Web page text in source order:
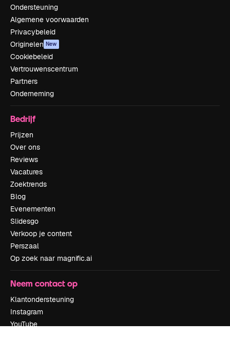
Ondersteuning
Algemene voorwaarden
Privacybeleid
Originelen New
Cookiebeleid
Vertrouwenscentrum
Partners
Onderneming
Bedrijf
Prijzen
Over ons
Reviews
Vacatures
Zoektrends
Blog
Evenementen
Slidesgo
Verkoop je content
Perszaal
Op zoek naar magnific.ai
Neem contact op
Klantondersteuning
Instagram
YouTube